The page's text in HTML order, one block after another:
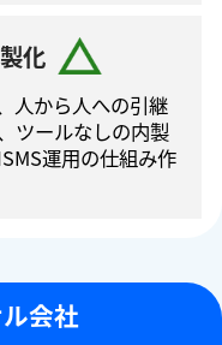
化
人から人への引継
ツールなしの内製
運⽤の仕組み作
会社